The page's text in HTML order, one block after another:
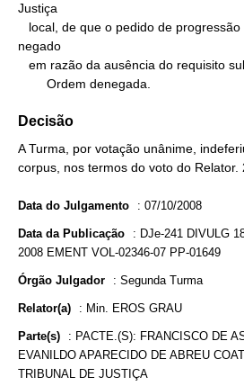
Justiça
negado
        Ordem denegada.
Decisão
A Turma, por votação unânime,
corpus, nos termos do voto do Relator.
Data do Julgamento : 07/10/2008
Data da Publicação : DJe-241 DIVULG
2008 EMENT VOL-02346-07 PP-01649
Órgão Julgador : Segunda Turma
Relator(a) : Min. EROS GRAU
Parte(s) : PACTE.(S): FRANCISCO DE
EVANILDO APARECIDO DE ABREU
TRIBUNAL DE JUSTIÇA